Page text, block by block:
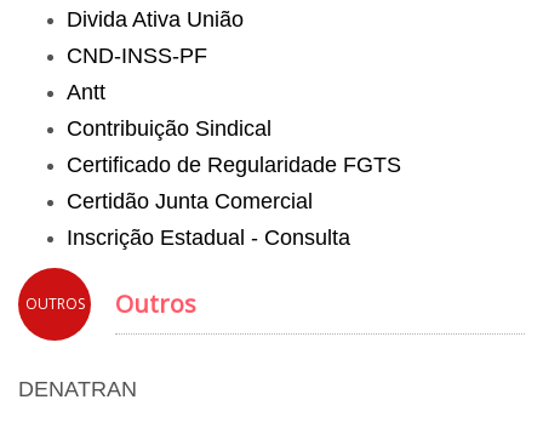
Divida Ativa União
CND-INSS-PF
Antt
Contribuição Sindical
Certificado de Regularidade FGTS
Certidão Junta Comercial
Inscrição Estadual - Consulta
OUTROS Outros
DENATRAN